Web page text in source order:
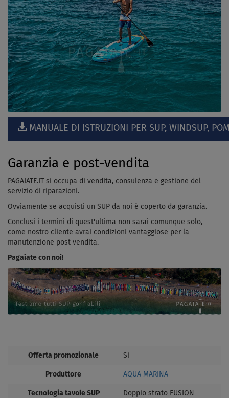
MANUALE DI ISTRUZIONI PER SUP, WINDSUP,
Garanzia e post-vendita
PAGAIATE.IT si occupa di vendita, consulenza e gestione del
servizio di riparazioni.
Ovviamente se acquisti un SUP da noi è coperto da garanzia.
Conclusi i termini di quest'ultima non sarai comunque solo,
come nostro cliente avrai condizioni vantaggiose per la
manutenzione post vendita.
Pagaiate con noi!
Offerta promozionale Si
Produttore AQUA MARINA
Tecnologia tavole SUP Doppio strato FUSION